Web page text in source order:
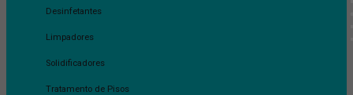
Desinfetantes
Limpadores
Solidificadores
Tratamento de Pisos